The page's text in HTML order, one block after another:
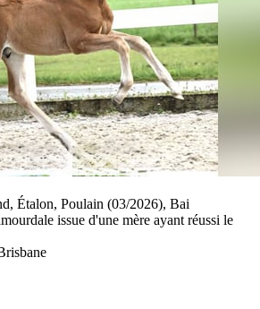
Étalon, Poulain (03/2026), Bai
issue d'une mère ayant réussi le